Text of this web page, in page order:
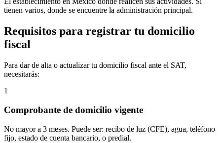
tienen varios, donde se encuentre la administración principal.
Requisitos para registrar tu domicilio
fiscal
Para dar de alta o actualizar tu domicilio fiscal ante el SAT,
necesitarás:
1
Comprobante de domicilio vigente
No mayor a 3 meses. Puede ser: recibo de luz (CFE), agua, teléfono
fijo, estado de cuenta bancario, o predial.